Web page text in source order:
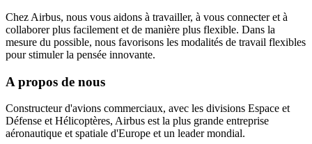
Chez Airbus, nous vous aidons à travailler, à vous connecter et à
collaborer plus facilement et de manière plus flexible. Dans la
mesure du possible, nous favorisons les modalités de travail flexibles
pour stimuler la pensée innovante.
A propos de nous
Constructeur d'avions commerciaux, avec les divisions Espace et
Défense et Hélicoptères, Airbus est la plus grande entreprise
aéronautique et spatiale d'Europe et un leader mondial.